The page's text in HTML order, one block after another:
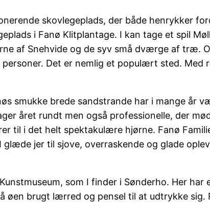
skovlegeplads, der både henrykker
i Fanø Klitplantage. I kan tage et spil
af Snehvide og de syv små dværge af træ.
Det er nemlig et populært sted. Med
smukke brede sandstrande har i mange år
året rundt men også professionelle, der
til i det helt spektakulære hjørne. Fanø
jer til sjove, overraskende og glade
som I finder i Sønderho. Her
øen brugt lærred og pensel til at udtrykke